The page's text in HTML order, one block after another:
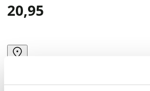
20,95